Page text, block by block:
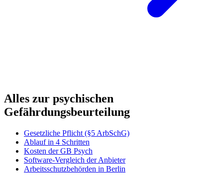
Alles zur psychischen
Gefährdungsbeurteilung
Gesetzliche Pflicht (§5 ArbSchG)
Ablauf in 4 Schritten
Kosten der GB Psych
Software-Vergleich der Anbieter
Arbeitsschutzbehörden in Berlin